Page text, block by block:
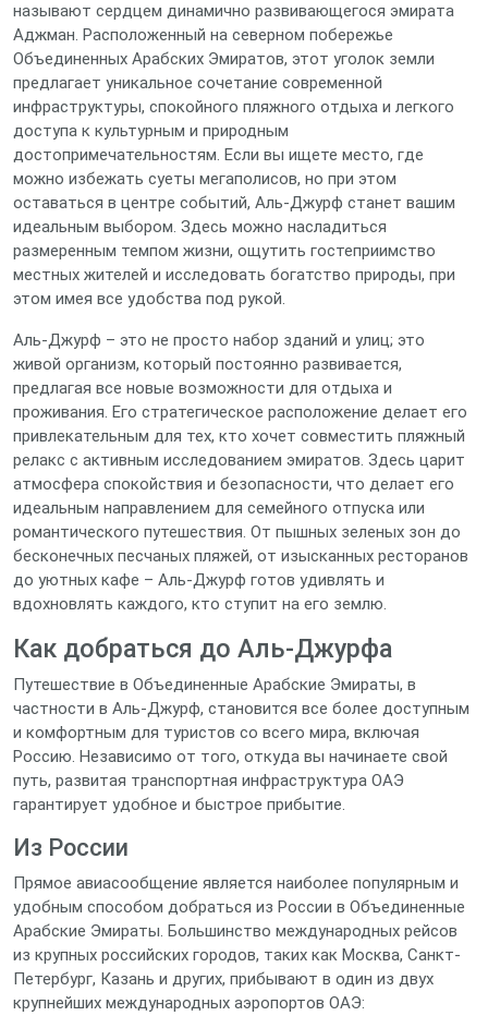
называют сердцем динамично развивающегося эмирата
Аджман. Расположенный на северном побережье
Объединенных Арабских Эмиратов, этот уголок земли
предлагает уникальное сочетание современной
инфраструктуры, спокойного пляжного отдыха и легкого
доступа к культурным и природным
достопримечательностям. Если вы ищете место, где
можно избежать суеты мегаполисов, но при этом
оставаться в центре событий, Аль-Джурф станет вашим
идеальным выбором. Здесь можно насладиться
размеренным темпом жизни, ощутить гостеприимство
местных жителей и исследовать богатство природы, при
этом имея все удобства под рукой.
Аль-Джурф – это не просто набор зданий и улиц; это
живой организм, который постоянно развивается,
предлагая все новые возможности для отдыха и
проживания. Его стратегическое расположение делает его
привлекательным для тех, кто хочет совместить пляжный
релакс с активным исследованием эмиратов. Здесь царит
атмосфера спокойствия и безопасности, что делает его
идеальным направлением для семейного отпуска или
романтического путешествия. От пышных зеленых зон до
бесконечных песчаных пляжей, от изысканных ресторанов
до уютных кафе – Аль-Джурф готов удивлять и
вдохновлять каждого, кто ступит на его землю.
Как добраться до Аль-Джурфа
Путешествие в Объединенные Арабские Эмираты, в
частности в Аль-Джурф, становится все более доступным
и комфортным для туристов со всего мира, включая
Россию. Независимо от того, откуда вы начинаете свой
путь, развитая транспортная инфраструктура ОАЭ
гарантирует удобное и быстрое прибытие.
Из России
Прямое авиасообщение является наиболее популярным и
удобным способом добраться из России в Объединенные
Арабские Эмираты. Большинство международных рейсов
из крупных российских городов, таких как Москва, Санкт-
Петербург, Казань и других, прибывают в один из двух
крупнейших международных аэропортов ОАЭ: